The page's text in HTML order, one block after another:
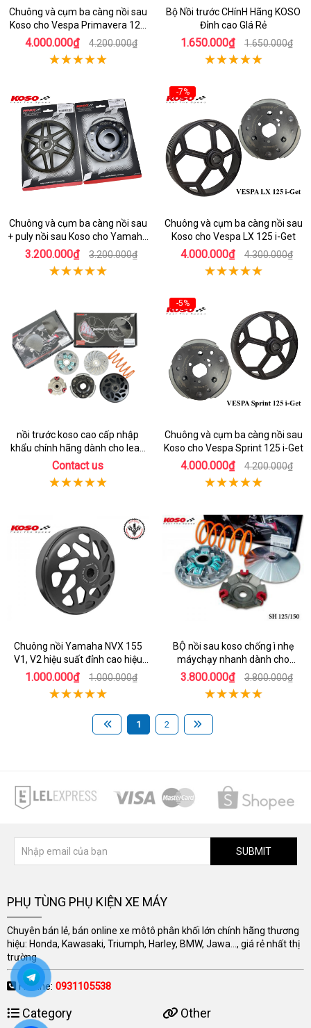
Chuông và cụm ba càng nồi sau
Koso cho Vespa Primavera 125
i-Get
4.000.000₫ 4.200.000₫
Bộ Nồi trước CHínH Hãng KOSO
Đỉnh cao GIá Rẻ
1.650.000₫ 1.650.000₫
Chuông và cụm ba càng nồi sau
+ puly nồi sau Koso cho Yamaha
Mio 125
3.200.000₫ 3.200.000₫
-7%
Chuông và cụm ba càng nồi sau
Koso cho Vespa LX 125 i-Get
4.000.000₫ 4.300.000₫
nồi trước koso cao cấp nhập
khẩu chính hãng dành cho lead
125
Contact us
-5%
Chuông và cụm ba càng nồi sau
Koso cho Vespa Sprint 125 i-Get
4.000.000₫ 4.200.000₫
Chuông nồi Yamaha NVX 155
V1, V2 hiệu suất đỉnh cao hiệu
Koso
1.000.000₫ 1.000.000₫
BỘ nồi sau koso chống ì nhẹ
máychạy nhanh dành cho
honda Sh 150
3.800.000₫ 3.800.000₫
1 2
SUBMIT
PHỤ TÙNG PHỤ KIỆN XE MÁY
Chuyên bán lẻ, bán online xe môtô phân khối lớn chính hãng thương
hiệu: Honda, Kawasaki, Triumph, Harley, BMW, Jawa..., giá rẻ nhất thị
trường
Hotline: 0931105538
Category Other